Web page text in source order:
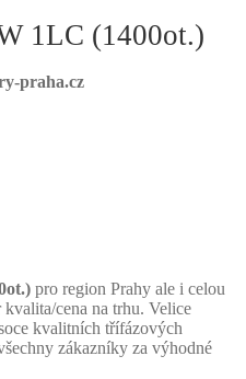
1LC (1400ot.)
praha.cz
pro region Prahy ale i celou
cena na trhu. Velice
kvalitních třífázových
zákazníky za výhodné